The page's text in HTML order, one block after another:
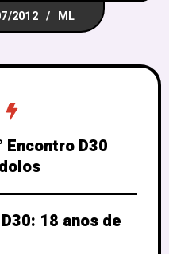
opiniões.
2012 ML
Encontro D30
18 anos de